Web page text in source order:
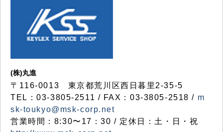
(株)丸進
〒116-0013 東京都荒川区西日暮里2-35-5
TEL：03-3805-2511 / FAX：03-3805-2518 / m
sk-toukyo@msk-corp.net
営業時間：8:30〜17：30 / 定休日：土・日・祝